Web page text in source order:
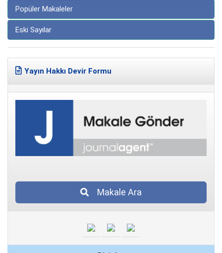
Popüler Makaleler
Eski Sayılar
Yayın Hakkı Devir Formu
Makale Ara